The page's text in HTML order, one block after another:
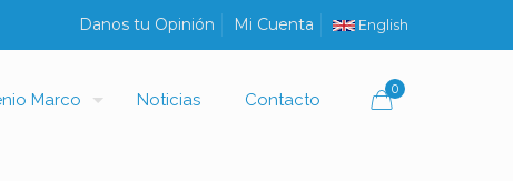
Danos tu Opinión Mi Cuenta English
Marco Noticias Contacto
0